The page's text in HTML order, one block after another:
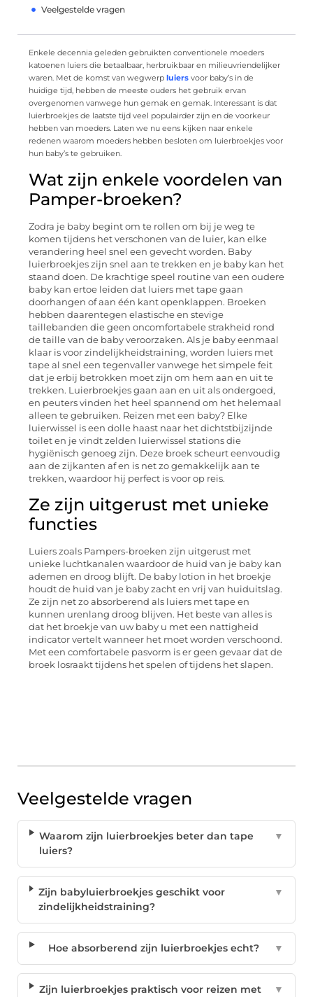
Veelgestelde vragen
Enkele decennia geleden gebruikten conventionele moeders
katoenen luiers die betaalbaar, herbruikbaar en milieuvriendelijker
waren. Met de komst van wegwerp luiers voor baby’s in de
huidige tijd, hebben de meeste ouders het gebruik ervan
overgenomen vanwege hun gemak en gemak. Interessant is dat
luierbroekjes de laatste tijd veel populairder zijn en de voorkeur
hebben van moeders. Laten we nu eens kijken naar enkele
redenen waarom moeders hebben besloten om luierbroekjes voor
hun baby’s te gebruiken.
Wat zijn enkele voordelen van
Pamper-broeken?
Zodra je baby begint om te rollen om bij je weg te
komen tijdens het verschonen van de luier, kan elke
verandering heel snel een gevecht worden. Baby
luierbroekjes zijn snel aan te trekken en je baby kan het
staand doen. De krachtige speel routine van een oudere
baby kan ertoe leiden dat luiers met tape gaan
doorhangen of aan één kant openklappen. Broeken
hebben daarentegen elastische en stevige
taillebanden die geen oncomfortabele strakheid rond
de taille van de baby veroorzaken. Als je baby eenmaal
klaar is voor zindelijkheidstraining, worden luiers met
tape al snel een tegenvaller vanwege het simpele feit
dat je erbij betrokken moet zijn om hem aan en uit te
trekken. Luierbroekjes gaan aan en uit als ondergoed,
en peuters vinden het heel spannend om het helemaal
alleen te gebruiken. Reizen met een baby? Elke
luierwissel is een dolle haast naar het dichtstbijzijnde
toilet en je vindt zelden luierwissel stations die
hygiënisch genoeg zijn. Deze broek scheurt eenvoudig
aan de zijkanten af ​​en is net zo gemakkelijk aan te
trekken, waardoor hij perfect is voor op reis.
Ze zijn uitgerust met unieke
functies
Luiers zoals Pampers-broeken zijn uitgerust met
unieke luchtkanalen waardoor de huid van je baby kan
ademen en droog blijft. De baby lotion in het broekje
houdt de huid van je baby zacht en vrij van huiduitslag.
Ze zijn net zo absorberend als luiers met tape en
kunnen urenlang droog blijven. Het beste van alles is
dat het broekje van uw baby u met een nattigheid
indicator vertelt wanneer het moet worden verschoond.
Met een comfortabele pasvorm is er geen gevaar dat de
broek losraakt tijdens het spelen of tijdens het slapen.
Veelgestelde vragen
Waarom zijn luierbroekjes beter dan tape
luiers?
▼
Zijn babyluierbroekjes geschikt voor
zindelijkheidstraining?
▼
Hoe absorberend zijn luierbroekjes echt? ▼
Zijn luierbroekjes praktisch voor reizen met
▼